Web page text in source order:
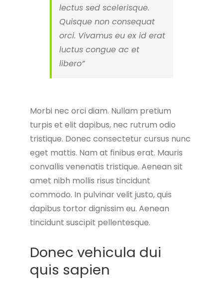
lectus sed scelerisque.
Quisque non consequat
orci. Vivamus eu ex id erat
luctus congue ac et
libero”
Morbi nec orci diam. Nullam pretium
turpis et elit dapibus, nec rutrum odio
tristique. Donec consectetur cursus nunc
eget mattis. Nam at finibus erat. Mauris
convallis venenatis tristique. Aenean sit
amet nibh mollis risus tincidunt
commodo. In pulvinar velit justo, quis
dapibus tortor dignissim eu. Aenean
tincidunt suscipit pellentesque.
Donec vehicula dui
quis sapien